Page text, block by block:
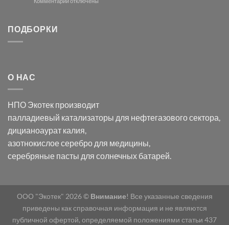
оксида
в
электролите
калий
дицианоаурат–
гексацианоферрата
ПОДБОРКИ
О НАС
НПО Экотек производит
палладиевый катализаторы для нефтегазового сектора,
дицианоаурат калия,
азотнокислое серебро для медицины,
серебряные пасты для солнечных батарей.
ООО "Экотек" 2026 © Внимание! Все указанные сведения
приведены как справочная информация и не являются
публичной офертой, определяемой положениями статьи 437